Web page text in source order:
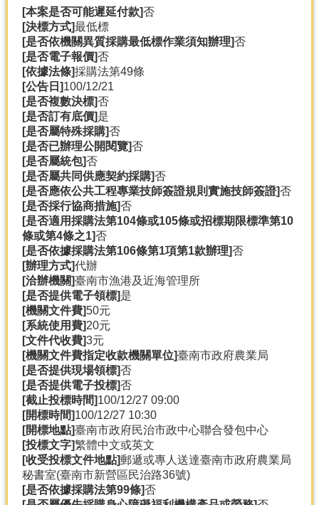
[本案是否可能遲延付款]否
[決標方式]最低標
[是否依機關異質採購最低標作業須知辦理]否
[是否電子報價]否
[依據法條]採購法第49條
[公告日]100/12/21
[是否複數決標]否
[是否訂有底價]是
[是否屬特殊採購]否
[是否已辦理公開閱覽]否
[是否屬統包]否
[是否屬共同供應契約採購]否
[是否應依公共工程專業技師簽證規則實施技師簽證]否
[是否採行協商措施]否
[是否適用採購法第104條或105條或招標期限標準第10
條或第4條之1]否
[是否依據採購法第106條第1項第1款辦理]否
[辦理方式]代辦
[洽辦機關]臺南市漁港及近海管理所
[是否提供電子領標]是
[機關文件費]50元
[系統使用費]20元
[文件代收費]3元
[機關文件費指定收款機關單位]臺南市政府農業局
[是否提供現場領標]否
[是否提供電子投標]否
[截止投標時間]100/12/27 09:00
[開標時間]100/12/27 10:30
[開標地點]臺南市政府民治市政中心聯合發包中心
[投標文字]繁體中文或英文
[收受投標文件地點]郵遞或專人送達臺南市政府農業局
秘書室(臺南市新營區民治路36號)
[是否依據採購法第99條]否